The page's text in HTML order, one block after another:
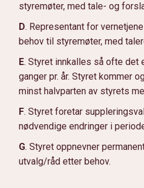
styremøter, med tale- og
D. Representant for
behov til styremøter, med
E. Styret innkalles så ofte det
ganger pr. år. Styret kommer
minst halvparten av styrets
F. Styret foretar
nødvendige endringer i
G. Styret oppnevner
utvalg/råd etter behov.